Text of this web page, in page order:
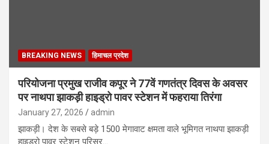
BREAKING NEWS हिमाचल प्रदेश
परियोजना प्रमुख राजीव कपूर ने 77वें गणतंत्र दिवस के अवसर
पर नाथपा झाकड़ी हाइड्रो पावर स्टेशन में फहराया तिरंगा
January 27, 2026 admin
झाकड़ी। देश के सबसे बड़े 1500 मेगावाट क्षमता वाले भूमिगत नाथपा झाकड़ी
हाइड्रो पावर स्टेशन परिसर…